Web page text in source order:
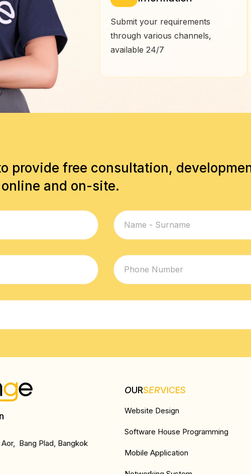
Submit your requirements
through various channels,
available 24/7
provide free consultation,
and on-site.
Bang Plad, Bangkok
OURSERVICES
Website Design
Software House Programming
Mobile Application